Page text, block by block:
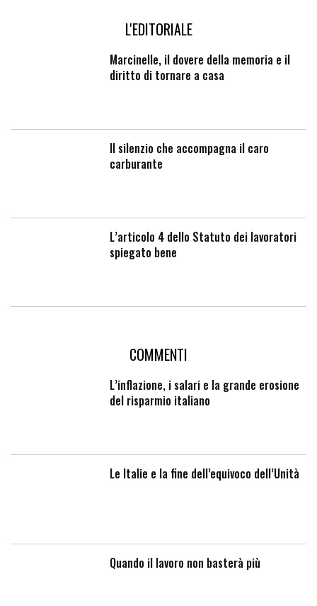
L'EDITORIALE
Marcinelle, il dovere della memoria e il
diritto di tornare a casa
Il silenzio che accompagna il caro
carburante
L’articolo 4 dello Statuto dei lavoratori
spiegato bene
COMMENTI
L’inflazione, i salari e la grande erosione
del risparmio italiano
Le Italie e la fine dell’equivoco dell’Unità
Quando il lavoro non basterà più